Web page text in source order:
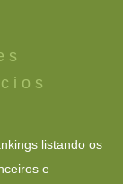
listando os
e